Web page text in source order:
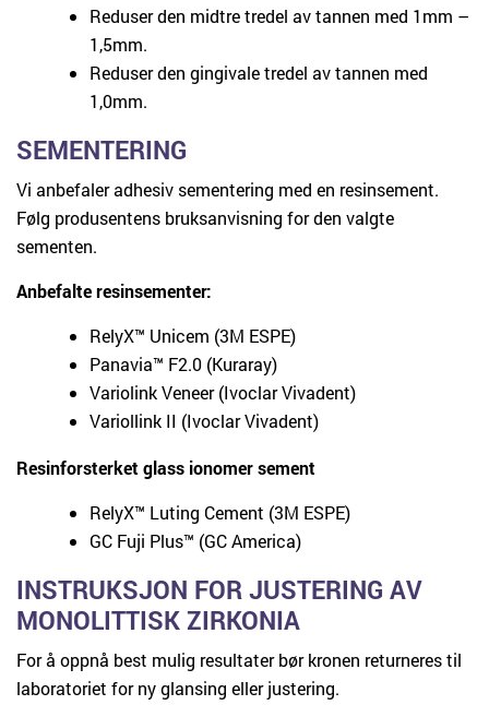
Reduser den midtre tredel av tannen med 1mm –
1,5mm.
Reduser den gingivale tredel av tannen med
1,0mm.
SEMENTERING
Vi anbefaler adhesiv sementering med en resinsement.
Følg produsentens bruksanvisning for den valgte
sementen.
Anbefalte resinsementer:
RelyX™ Unicem (3M ESPE)
Panavia™ F2.0 (Kuraray)
Variolink Veneer (Ivoclar Vivadent)
Variollink II (Ivoclar Vivadent)
Resinforsterket glass ionomer sement
RelyX™ Luting Cement (3M ESPE)
GC Fuji Plus™ (GC America)
INSTRUKSJON FOR JUSTERING AV
MONOLITTISK ZIRKONIA
For å oppnå best mulig resultater bør kronen returneres til
laboratoriet for ny glansing eller justering.